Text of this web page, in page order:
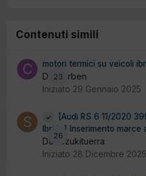
Contenuti simili
23
motori termici su veicoli
Da ciorben
Iniziato 29 Gennaio 2025
26
[Audi RS 6 11/2020
Ibrida] Inserimento marce
Da suzukituerra
Iniziato 28 Dicembre 2025